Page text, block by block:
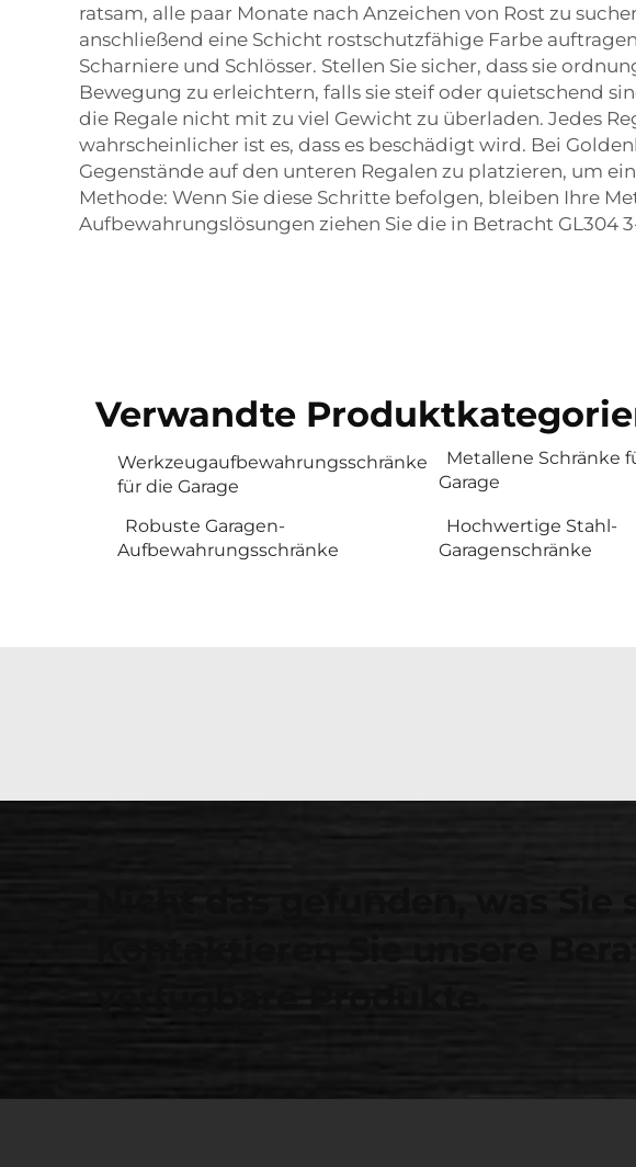
ratsam, alle paar Monate nach Anzeichen von Rost zu
anschließend eine Schicht rostschutzfähige Farbe
Scharniere und Schlösser. Stellen Sie sicher, dass sie
Bewegung zu erleichtern, falls sie steif oder quietschend
die Regale nicht mit zu viel Gewicht zu überladen. Jedes
wahrscheinlicher ist es, dass es beschädigt wird. Bei
Gegenstände auf den unteren Regalen zu platzieren, um
Methode: Wenn Sie diese Schritte befolgen, bleiben Ihre
Aufbewahrungslösungen ziehen Sie die in Betracht GL304
Verwandte
Werkzeugaufbewahrungsschränke
für die Garage
Metallene Schränke
Garage
Robuste Garagen-
Aufbewahrungsschränke
Hochwertige Stahl-
Garagenschränke